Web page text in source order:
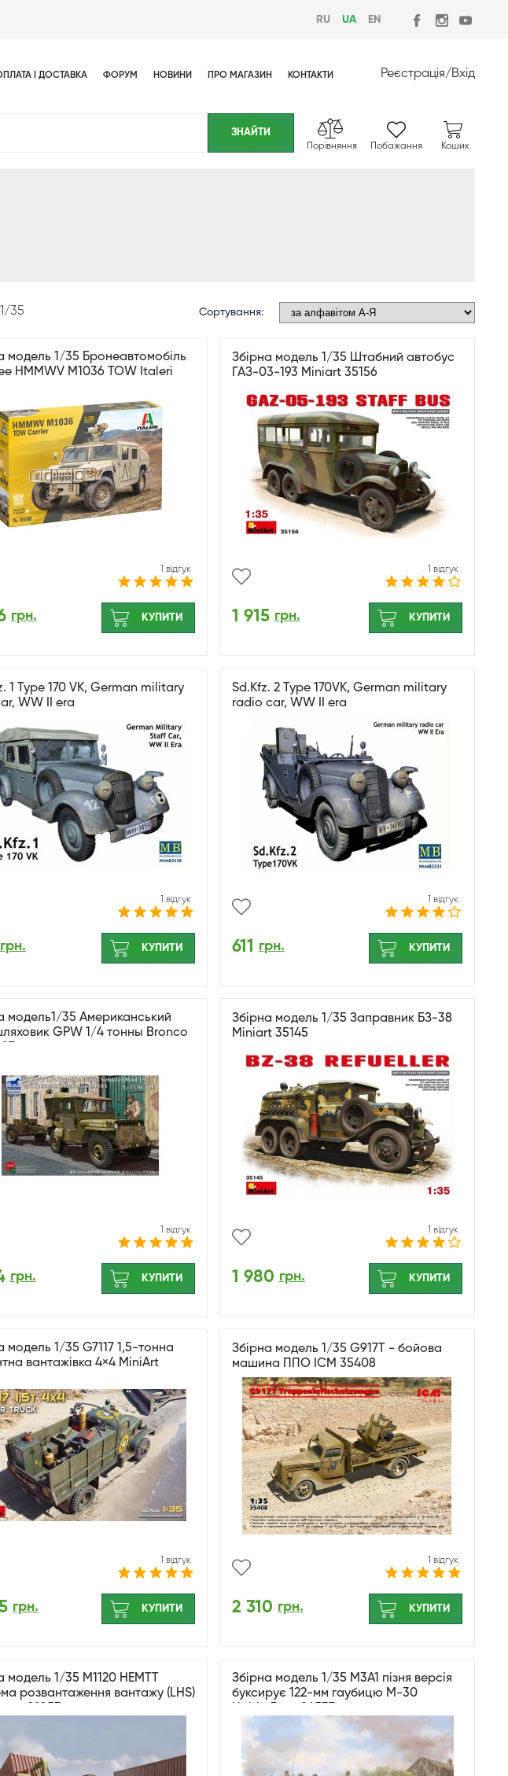
RU UA EN
І ДОСТАВКА ФОРУМ НОВИНИ ПРО МАГАЗИН КОНТАКТИ Реєстрація/Вхід
Порівняння Побажання Кошик
35 Сортування:
модель 1/35 Бронеавтомобіль
HMMWV M1036 TOW Italeri
1 відгук
грн. КУПИТИ
Збірна модель 1/35 Штабний автобус
ГАЗ-03-193 Miniart 35156
1 відгук
1 915 грн. КУПИТИ
1 Type 170 VK, German military
WW II era
1 відгук
грн. КУПИТИ
Sd.Kfz. 2 Type 170VK, German military
radio car, WW II era
1 відгук
611 грн. КУПИТИ
модель1/35 Американський
GPW 1/4 тонны Bronco
1 відгук
грн. КУПИТИ
Збірна модель 1/35 Заправник БЗ-38
Miniart 35145
1 відгук
1 980 грн. КУПИТИ
модель 1/35 G7117 1,5-тонна
вантажівка 4×4 MiniArt
1 відгук
грн. КУПИТИ
Збірна модель 1/35 G917T - бойова
машина ППО ICM 35408
1 відгук
2 310 грн. КУПИТИ
модель 1/35 M1120 HEMTT
розвантаження вантажу (LHS)
Збірна модель 1/35 M3A1 пізня версія
буксирує 122-мм гаубицю М-30